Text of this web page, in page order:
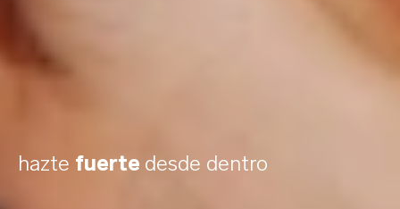
hazte fuerte desde dentro